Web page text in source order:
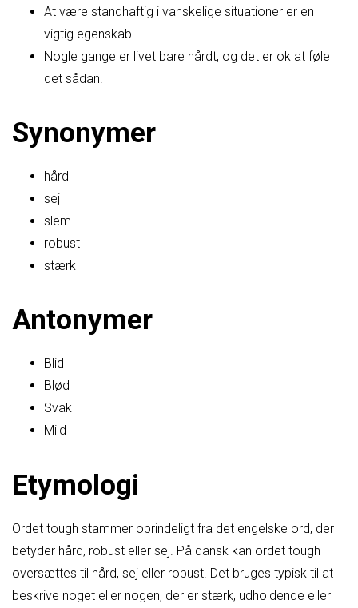
At være standhaftig i vanskelige situationer er en
vigtig egenskab.
Nogle gange er livet bare hårdt, og det er ok at føle
det sådan.
Synonymer
hård
sej
slem
robust
stærk
Antonymer
Blid
Blød
Svak
Mild
Etymologi
Ordet tough stammer oprindeligt fra det engelske ord, der
betyder hård, robust eller sej. På dansk kan ordet tough
oversættes til hård, sej eller robust. Det bruges typisk til at
beskrive noget eller nogen, der er stærk, udholdende eller